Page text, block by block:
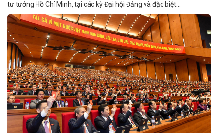
tư tưởng Hồ Chí Minh, tại các kỳ Đại hội Đảng và đặc biệt...